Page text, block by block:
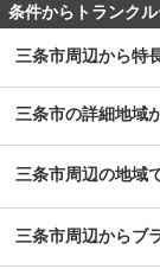
条件からトランク
三条市周辺から特
三条市の詳細地域
三条市周辺の地域
三条市周辺からブ